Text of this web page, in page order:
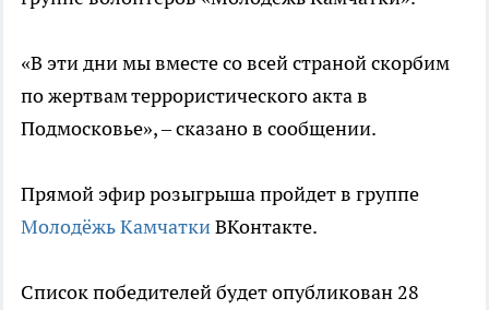
«В эти дни мы вместе со всей страной скорбим
по жертвам террористического акта в
Подмосковье», – сказано в сообщении.
Прямой эфир розыгрыша пройдет в группе
Молодёжь КамчаткиВКонтакте.
Список победителей будет опубликован 28